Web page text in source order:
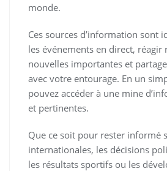
monde.
Ces sources d’information sont
les événements en direct, réagir
nouvelles importantes et
avec votre entourage. En un
pouvez accéder à une mine
et pertinentes.
Que ce soit pour rester informé
internationales, les décisions
les résultats sportifs ou les